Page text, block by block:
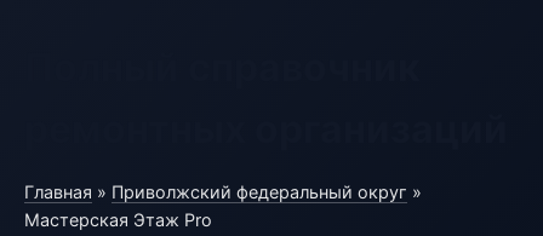
Главная » Приволжский федеральный округ »
Мастерская Этаж Pro